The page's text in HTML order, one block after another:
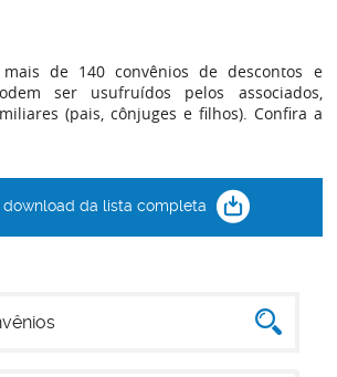
de 140 convênios de descontos e
ser usufruídos pelos associados,
(pais, cônjuges e filhos). Confira a
download da lista completa